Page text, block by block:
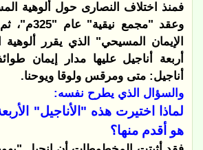
فمنذ اختلاف النصارى حول ألوهية
وعقد "مجمع
الإيمان المسيحي" الذي يقرر ألوهية
أربعة أناجيل عليها مدار إيمان
أناجيل: متى ومرقس ولوقا ويوحنا.
والسؤال الذي يطرح نفسه:
لماذا اختيرت هذه "الأناجيل"
هو أقدم منها؟